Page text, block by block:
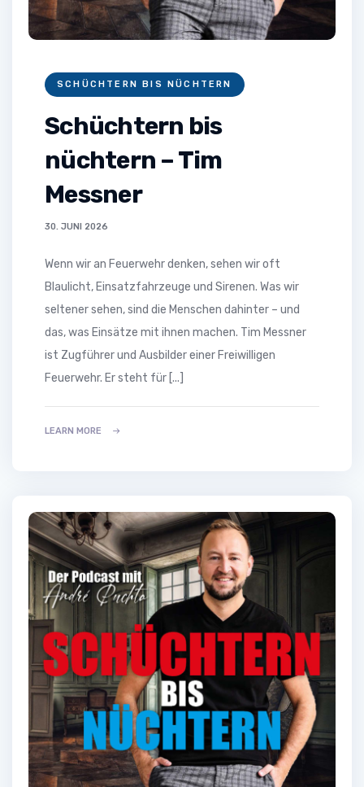
SCHÜCHTERN BIS NÜCHTERN
Schüchtern bis
nüchtern – Tim
Messner
30. JUNI 2026
Wenn wir an Feuerwehr denken, sehen wir oft
Blaulicht, Einsatzfahrzeuge und Sirenen. Was wir
seltener sehen, sind die Menschen dahinter – und
das, was Einsätze mit ihnen machen. Tim Messner
ist Zugführer und Ausbilder einer Freiwilligen
Feuerwehr. Er steht für [...]
LEARN MORE